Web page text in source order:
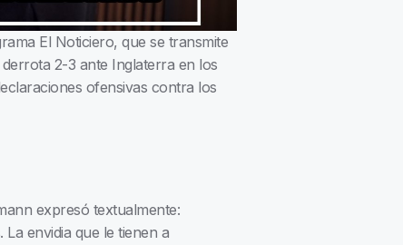
El Noticiero, que se transmite
2-3 ante Inglaterra en los
ofensivas contra los
expresó textualmente:
La envidia que le tienen a